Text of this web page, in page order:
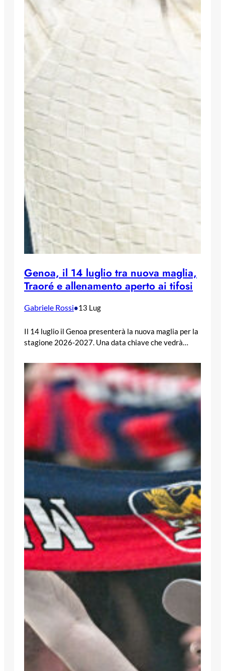
Genoa, il 14 luglio tra nuova maglia,
Traoré e allenamento aperto ai tifosi
Gabriele Rossi•13 Lug
Il 14 luglio il Genoa presenterà la nuova maglia per la
stagione 2026-2027. Una data chiave che vedrà…